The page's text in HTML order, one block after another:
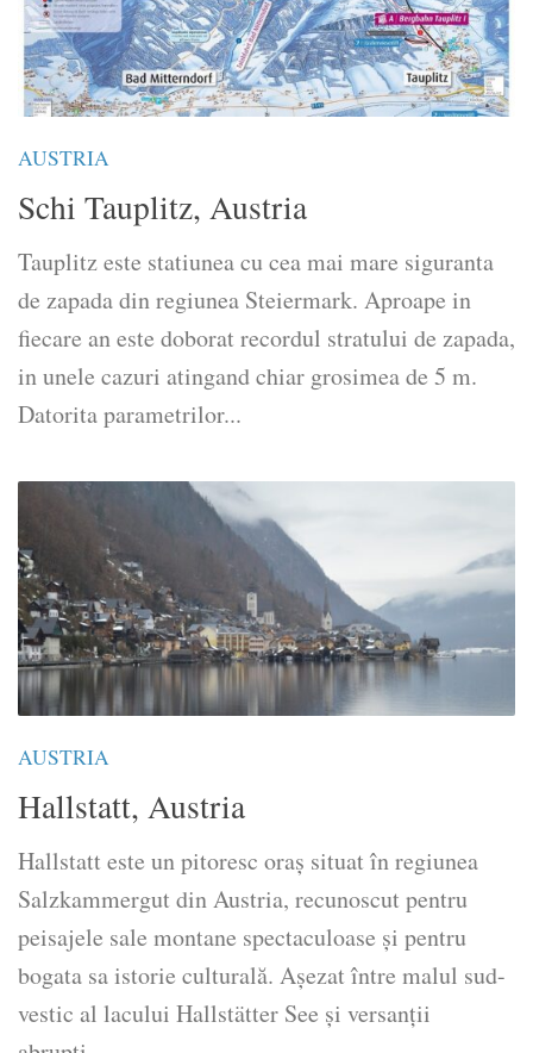
AUSTRIA
Schi Tauplitz, Austria
Tauplitz este statiunea cu cea mai mare siguranta
de zapada din regiunea Steiermark. Aproape in
fiecare an este doborat recordul stratului de zapada,
in unele cazuri atingand chiar grosimea de 5 m.
Datorita parametrilor...
AUSTRIA
Hallstatt, Austria
Hallstatt este un pitoresc oraș situat în regiunea
Salzkammergut din Austria, recunoscut pentru
peisajele sale montane spectaculoase și pentru
bogata sa istorie culturală. Așezat între malul sud-
vestic al lacului Hallstätter See și versanții